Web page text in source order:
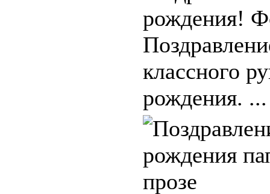
рождения!
классного
рождения. ...